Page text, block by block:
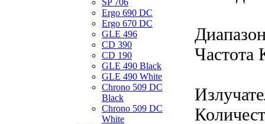
SP 706
Ergo 690 DC
Ergo 670 DC
GLE 496
CD 390
CD 190
GLE 490 Black
GLE 490 White
Chrono 509 DC
Black
Chrono 509 DC
White
Частота